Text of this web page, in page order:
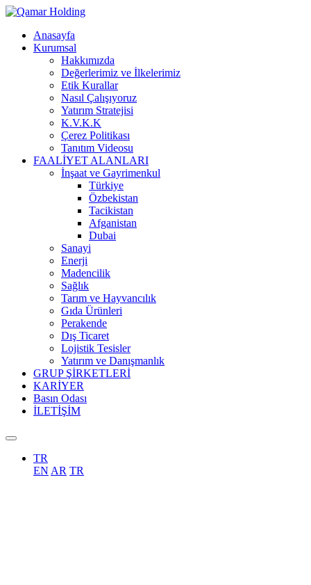
Anasayfa
Kurumsal
Hakkımızda
Değerlerimiz ve İlkelerimiz
Etik Kurallar
Nasıl Çalışıyoruz
Yatırım Stratejisi
K.V.K.K
Çerez Politikası
Tanıtım Videosu
FAALİYET ALANLARI
İnşaat ve Gayrimenkul
Türkiye
Özbekistan
Tacikistan
Afganistan
Dubai
Sanayi
Enerji
Madencilik
Sağlık
Tarım ve Hayvancılık
Gıda Ürünleri
Perakende
Dış Ticaret
Lojistik Tesisler
Yatırım ve Danışmanlık
GRUP ŞİRKETLERİ
KARİYER
Basın Odası
İLETİŞİM
TR
EN AR TR